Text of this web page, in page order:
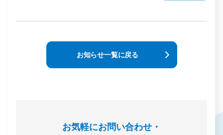
お知らせ一覧に戻る
お気軽にお問い合わせ・